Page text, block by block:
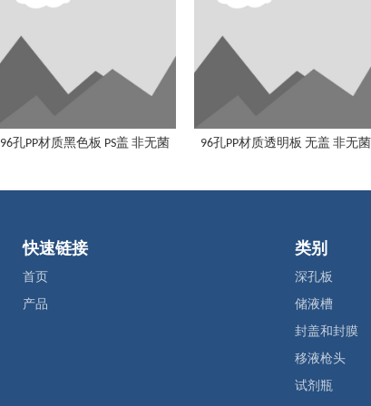
96孔PP材质黑色板 PS盖 非无菌 96孔PP材质透明板 无盖 非无菌
快速链接
首页
产品
类别
深孔板
储液槽
封盖和封膜
移液枪头
试剂瓶